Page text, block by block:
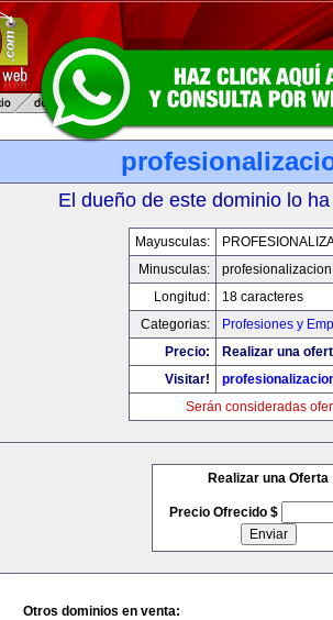
El dueño de este dominio lo
Mayusculas:
Minusculas:
Longitud:
18 caracteres
Categorias:
Profesiones y
Precio:
Realizar una
Visitar!
Serán consideradas
Realizar una Oferta
Precio Ofrecido $
Otros dominios en venta: